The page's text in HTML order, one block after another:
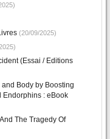
(20/09/2025)
(Essai / Editions
Body by Boosting
Endorphins : eBook
The Tragedy Of